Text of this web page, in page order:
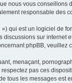
nous vous
responsable des
qui est un logiciel de
sur
phpBB, veuillez
menaçant,
pas ces
tous les messages